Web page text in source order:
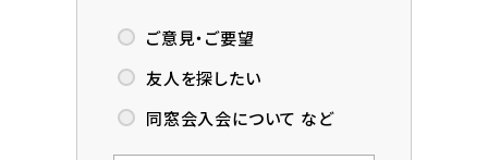
ご意見・ご要望
友人を探したい
同窓会入会について など